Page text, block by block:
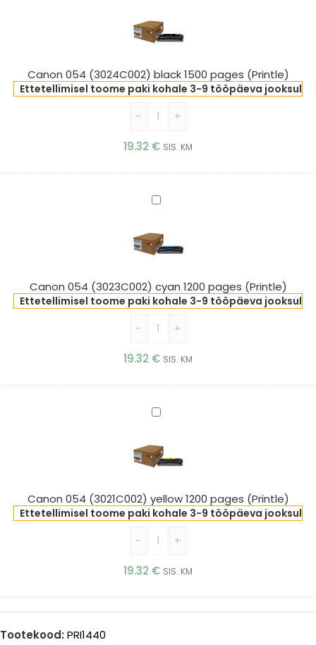
(3024C002)
black
pages
(Printle)
Canon 054 (3024C002) black 1500 pages (Printle)
Ettetellimisel toome paki kohale 3-9 tööpäeva jooksul
- +
19.32 € SIS. KM
Canon
(3023C002)
cyan
pages
(Printle)
Canon 054 (3023C002) cyan 1200 pages (Printle)
Ettetellimisel toome paki kohale 3-9 tööpäeva jooksul
- +
19.32 € SIS. KM
Canon
(3021C002)
yellow
pages
(Printle)
Canon 054 (3021C002) yellow 1200 pages (Printle)
Ettetellimisel toome paki kohale 3-9 tööpäeva jooksul
- +
19.32 € SIS. KM
Tootekood: PRI1440